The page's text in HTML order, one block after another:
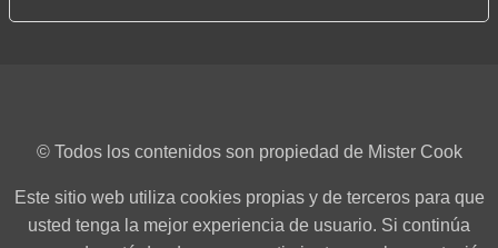
© Todos los contenidos son propiedad de Mister Cook
Este sitio web utiliza cookies propias y de terceros para que
usted tenga la mejor experiencia de usuario. Si continúa